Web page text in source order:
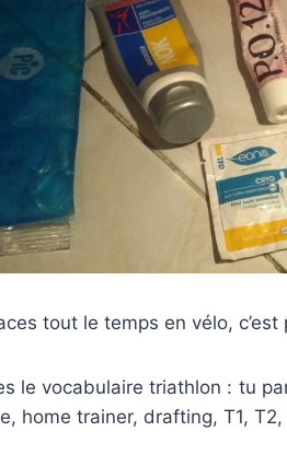
tout le temps en vélo,
le vocabulaire triathlon : tu
home trainer, drafting, T1,